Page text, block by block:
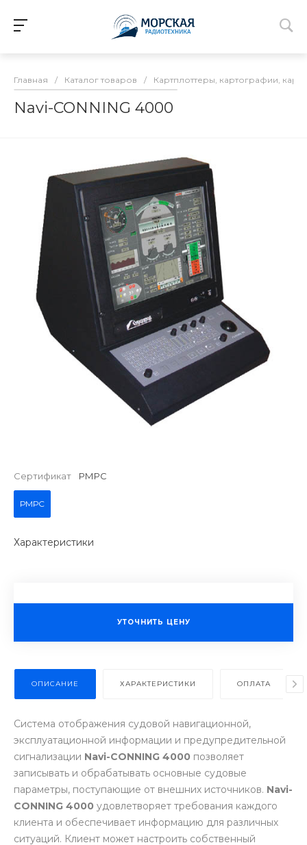
Главная / Каталог товаров / Картплоттеры, картографии,
Navi-CONNING 4000
Сертификат РМРС
РМРС
Характеристики
УТОЧНИТЬ ЦЕНУ
ОПИСАНИЕ ХАРАКТЕРИСТИКИ ОПЛАТА
Система отображения судовой навигационной,
эксплуатационной информации и предупредительной
сигнализации Navi-CONNING 4000 позволяет
записывать и обрабатывать основные судовые
параметры, поступающие от внешних источников. Navi-
CONNING 4000 удовлетворяет требования каждого
клиента и обеспечивает информацию для различных
ситуаций. Клиент может настроить собственный